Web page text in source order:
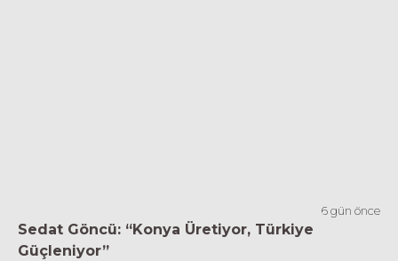
6 gün önce
Sedat Göncü: “Konya Üretiyor, Türkiye
Güçleniyor”